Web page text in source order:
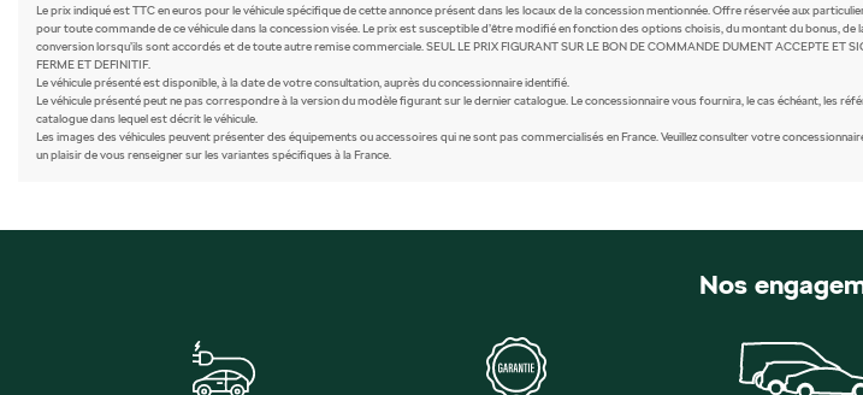
Le prix indiqué est TTC en euros pour le véhicule spécifique de cette annonce présent dans les locaux de la concession mentionnée. Offre réservée aux
pour toute commande de ce véhicule dans la concession visée. Le prix est susceptible d’être modifié en fonction des options choisis, du montant du bonus, de
conversion lorsqu’ils sont accordés et de toute autre remise commerciale. SEUL LE PRIX FIGURANT SUR LE BON DE COMMANDE DUMENT ACCEPTE ET
FERME ET DEFINITIF.
Le véhicule présenté est disponible, à la date de votre consultation, auprès du concessionnaire identifié.
Le véhicule présenté peut ne pas correspondre à la version du modèle figurant sur le dernier catalogue. Le concessionnaire vous fournira, le cas échéant, les
catalogue dans lequel est décrit le véhicule.
Les images des véhicules peuvent présenter des équipements ou accessoires qui ne sont pas commercialisés en France. Veuillez consulter votre
un plaisir de vous renseigner sur les variantes spécifiques à la France.
Nos